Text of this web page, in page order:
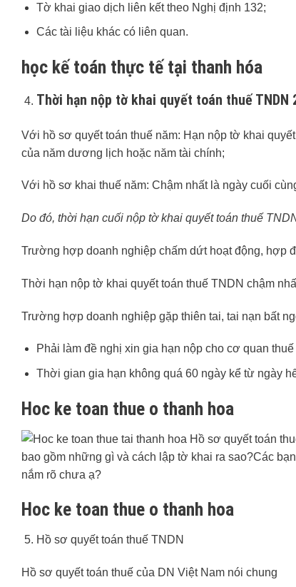
Tờ khai giao dịch liên kết theo Nghị định 132;
Các tài liệu khác có liên quan.
học kế toán thực tế tại thanh hóa
Thời hạn nộp tờ khai quyết toán thuế TNDN
Với hồ sơ quyết toán thuế năm: Hạn nộp tờ khai
của năm dương lịch hoặc năm tài chính;
Với hồ sơ khai thuế năm: Chậm nhất là ngày cuối
Do đó, thời hạn cuối nộp tờ khai quyết toán thuế
Trường hợp doanh nghiệp chấm dứt hoạt động, hợp
Thời hạn nộp tờ khai quyết toán thuế TNDN chậm
Trường hợp doanh nghiệp gặp thiên tai, tai nạn bất
Phải làm đề nghị xin gia hạn nộp cho cơ quan
Thời gian gia hạn không quá 60 ngày kể từ ngày
Hoc ke toan thue o thanh hoa
Hoc ke toan thue o thanh hoa
Hồ sơ quyết toán thuế TNDN
Hồ sơ quyết toán thuế của DN Việt Nam nói chung